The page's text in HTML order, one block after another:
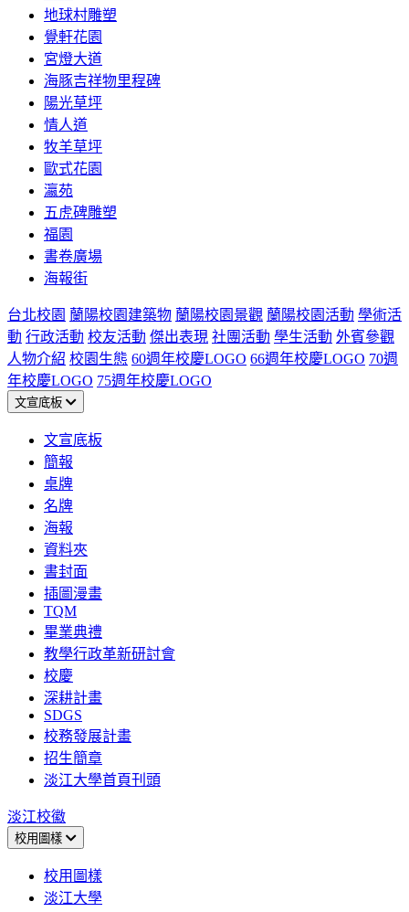
地球村雕塑
覺軒花園
宮燈大道
海豚吉祥物里程碑
陽光草坪
情人道
牧羊草坪
歐式花園
瀛苑
五虎碑雕塑
福園
書卷廣場
海報街
台北校園 蘭陽校園建築物 蘭陽校園景觀 蘭陽校園活動 學術活
動 行政活動 校友活動 傑出表現 社團活動 學生活動 外賓參觀
人物介紹 校園生態 60週年校慶LOGO 66週年校慶LOGO 70週
年校慶LOGO 75週年校慶LOGO
文宣底板
文宣底板
簡報
桌牌
名牌
海報
資料夾
書封面
插圖漫畫
TQM
畢業典禮
教學行政革新研討會
校慶
深耕計畫
SDGS
校務發展計畫
招生簡章
淡江大學首頁刊頭
淡江校徽
校用圖樣
校用圖樣
淡江大學